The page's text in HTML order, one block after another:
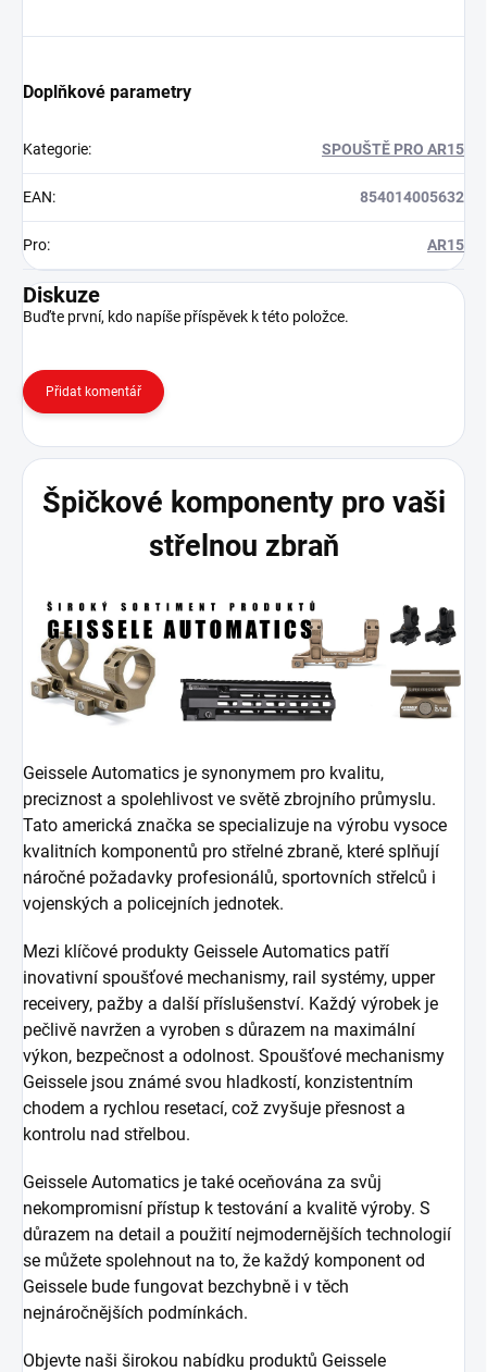
Doplňkové parametry
Kategorie: SPOUŠTĚ PRO AR15
EAN: 854014005632
Pro: AR15
Diskuze
Buďte první, kdo napíše příspěvek k této položce.
Přidat komentář
Špičkové komponenty pro vaši
střelnou zbraň
Geissele Automatics je synonymem pro kvalitu,
preciznost a spolehlivost ve světě zbrojního průmyslu.
Tato americká značka se specializuje na výrobu vysoce
kvalitních komponentů pro střelné zbraně, které splňují
náročné požadavky profesionálů, sportovních střelců i
vojenských a policejních jednotek.
Mezi klíčové produkty Geissele Automatics patří
inovativní spoušťové mechanismy, rail systémy, upper
receivery, pažby a další příslušenství. Každý výrobek je
pečlivě navržen a vyroben s důrazem na maximální
výkon, bezpečnost a odolnost. Spoušťové mechanismy
Geissele jsou známé svou hladkostí, konzistentním
chodem a rychlou resetací, což zvyšuje přesnost a
kontrolu nad střelbou.
Geissele Automatics je také oceňována za svůj
nekompromisní přístup k testování a kvalitě výroby. S
důrazem na detail a použití nejmodernějších technologií
se můžete spolehnout na to, že každý komponent od
Geissele bude fungovat bezchybně i v těch
nejnáročnějších podmínkách.
Objevte naši širokou nabídku produktů Geissele